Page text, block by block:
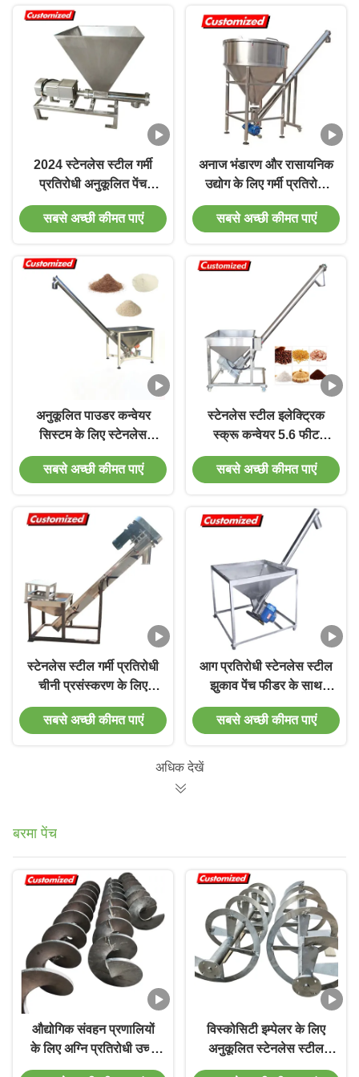
2024 स्टेनलेस स्टील गर्मी
प्रतिरोधी अनुकूलित पेंच
फीडर पाउडर कण कन्वेयर के
लिए ऑगर फीडर
सबसे अच्छी कीमत पाएं
अनाज भंडारण और रासायनिक
उद्योग के लिए गर्मी प्रतिरोधी
स्टेनलेस स्टील समायोज्य पेंच
ऑगर फीडर
सबसे अच्छी कीमत पाएं
अनुकूलित पाउडर कन्वेयर
सिस्टम के लिए स्टेनलेस
स्टील गर्मी प्रतिरोधी लचीला
पेंच ऑगर फीडर
सबसे अच्छी कीमत पाएं
स्टेनलेस स्टील इलेक्ट्रिक
स्क्रू कन्वेयर 5.6 फीट
ऊंचाई और 0-45 डिग्री
झुकाव के लिए 220V
सबसे अच्छी कीमत पाएं
स्टेनलेस स्टील गर्मी प्रतिरोधी
चीनी प्रसंस्करण के लिए
अनुकूलित पेंच ऑगर फीडर
सबसे अच्छी कीमत पाएं
आग प्रतिरोधी स्टेनलेस स्टील
झुकाव पेंच फीडर के साथ
कॉम्पैक्ट संरचना
सबसे अच्छी कीमत पाएं
अधिक देखें
बरमा पेंच
औद्योगिक संवहन प्रणालियों
के लिए अग्नि प्रतिरोधी उच्च
दक्षता अनुकूलन योग्य
विस्कोसिटी इम्पेलर के लिए
अनुकूलित स्टेनलेस स्टील
उच्च परिशुद्धता ऑगर पेंच और